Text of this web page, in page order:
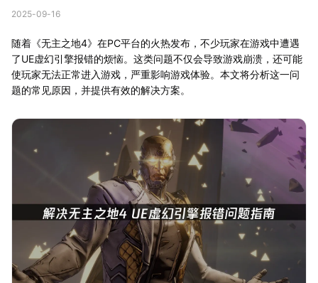
2025-09-16
随着《无主之地4》在PC平台的火热发布，不少玩家在游戏中遭遇
了UE虚幻引擎报错的烦恼。这类问题不仅会导致游戏崩溃，还可能
使玩家无法正常进入游戏，严重影响游戏体验。本文将分析这一问
题的常见原因，并提供有效的解决方案。